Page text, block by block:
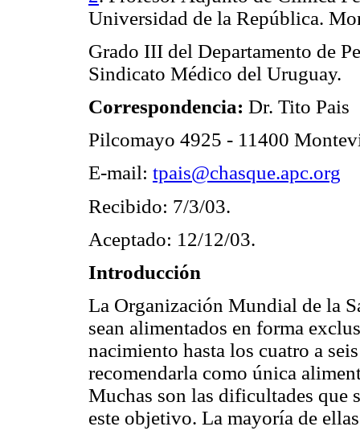
Universidad de la República.
Grado III del Departamento de
Sindicato Médico del Uruguay.
Correspondencia: Dr. Tito Pais
Pilcomayo 4925 - 11400
E-mail: tpais@chasque.apc.org
Recibido: 7/3/03.
Aceptado: 12/12/03.
Introducción
La Organización Mundial de la
sean alimentados en forma
nacimiento hasta los cuatro a
recomendarla como única
Muchas son las dificultades que
este objetivo. La mayoría de